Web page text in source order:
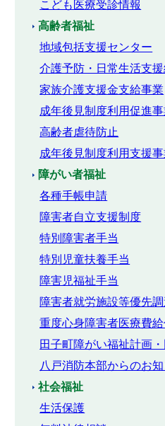
こども医療受診情報
高齢者福祉
地域包括支援センター
介護予防・日常生活支
家族介護支援金支給事業
成年後見制度利用促進
高齢者虐待防止
成年後見制度利用支援
障がい者福祉
各種手帳申請
障害者自立支援制度
特別障害者手当
特別児童扶養手当
障害児福祉手当
障害者就労施設等優先
重度心身障害者医療費
田子町障がい福祉計画
八戸消防本部からのお
社会福祉
生活保護